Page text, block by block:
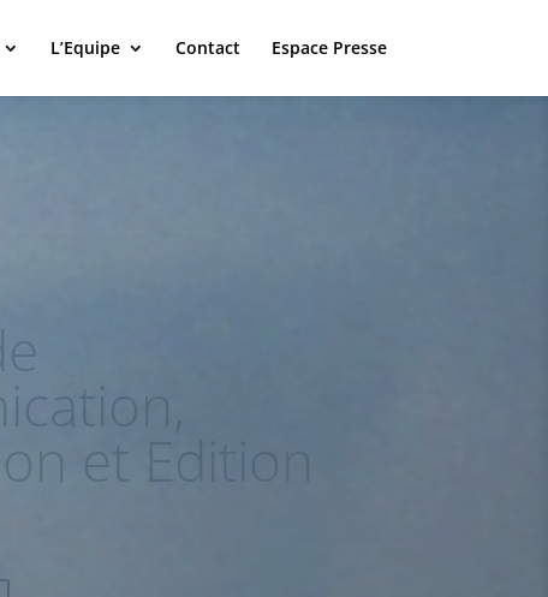
L’Equipe Contact Espace Presse
Entertainment |
| Lifestyle